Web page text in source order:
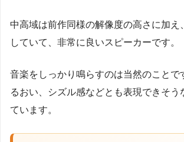
中高域は前作同様の解像度の高さに加え
していて、非常に良いスピーカーです。
音楽をしっかり鳴らすのは当然のことで
るおい、シズル感などとも表現できそう
ています。